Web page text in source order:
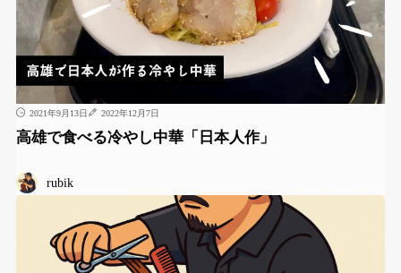
2021年9月13日 2022年12月7日
高雄で食べる冷やし中華「日本人作」
rubik